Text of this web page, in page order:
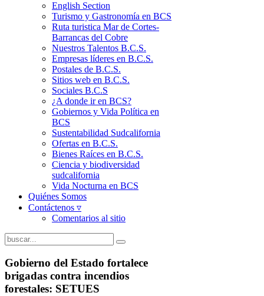
English Section
Turismo y Gastronomía en BCS
Ruta turistica Mar de Cortes-
Barrancas del Cobre
Nuestros Talentos B.C.S.
Empresas líderes en B.C.S.
Postales de B.C.S.
Sitios web en B.C.S.
Sociales B.C.S
¿A donde ir en BCS?
Gobiernos y Vida Política en
BCS
Sustentabilidad Sudcalifornia
Ofertas en B.C.S.
Bienes Raíces en B.C.S.
Ciencia y biodiversidad
sudcalifornia
Vida Nocturna en BCS
Quiénes Somos
Contáctenos ▿
Comentarios al sitio
Gobierno del Estado fortalece
brigadas contra incendios
forestales: SETUES